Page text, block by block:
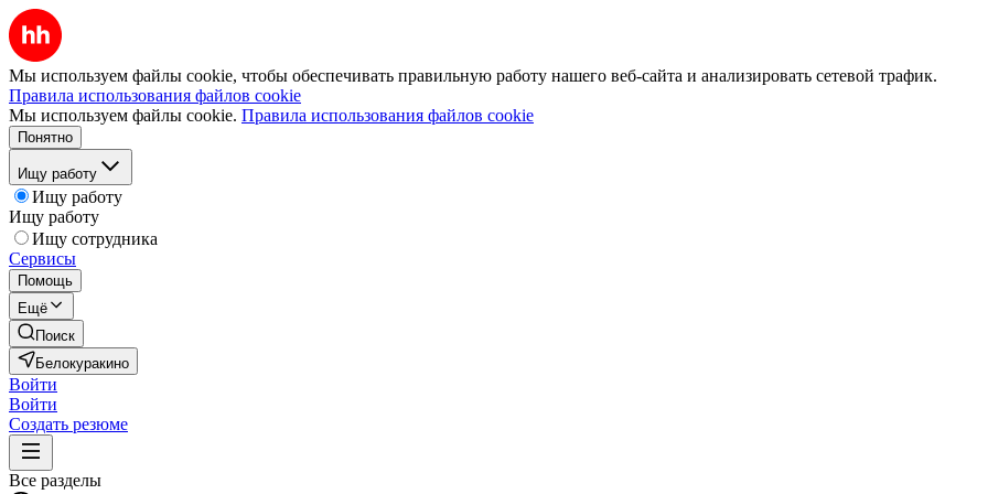
Мы используем файлы cookie, чтобы обеспечивать правильную работу нашего веб-сайта и анализировать сетевой трафик.
Правила использования файлов cookie
Мы используем файлы cookie. Правила использования файлов cookie
Понятно
Ищу работу
Ищу работу
Ищу работу
Ищу сотрудника
Сервисы
Помощь
Ещё
Поиск
Белокуракино
Войти
Войти
Создать резюме
Все разделы